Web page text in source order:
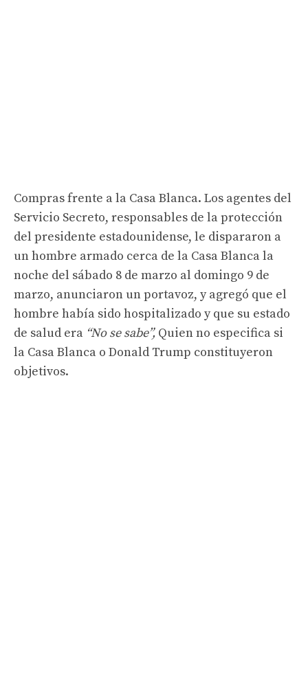
Compras frente a la Casa Blanca. Los agentes del
Servicio Secreto, responsables de la protección
del presidente estadounidense, le dispararon a
un hombre armado cerca de la Casa Blanca la
noche del sábado 8 de marzo al domingo 9 de
marzo, anunciaron un portavoz, y agregó que el
hombre había sido hospitalizado y que su estado
de salud era “No se sabe”, Quien no especifica si
la Casa Blanca o Donald Trump constituyeron
objetivos.